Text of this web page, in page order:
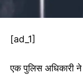
[ad_1]
एक पुलिस अधिकारी